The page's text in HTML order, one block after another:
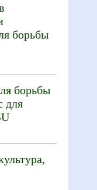
борьбы
борьбы
для